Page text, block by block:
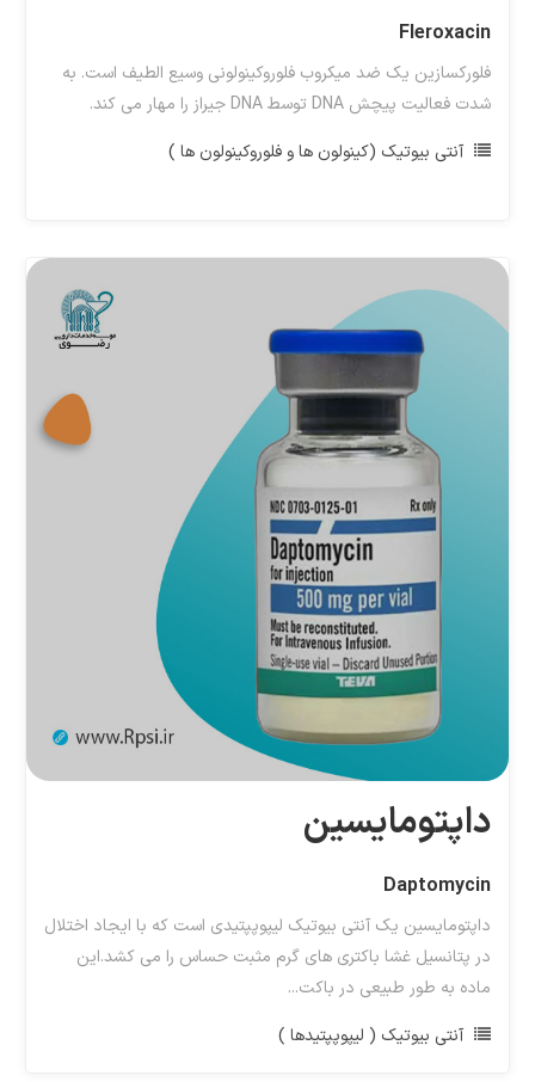
Fleroxacin
فلورکسازین یک ضد میکروب فلوروکینولونی وسیع الطیف است. به
شدت فعالیت پیچش DNA توسط DNA جیراز را مهار می کند.
آنتی بیوتیک (کینولون ها و فلوروکینولون ها )
داپتومایسین
Daptomycin
داپتومایسین یک آنتی بیوتیک لیپوپپتیدی است که با ایجاد اختلال
در پتانسیل غشا باکتری های گرم مثبت حساس را می کشد.این
ماده به طور طبیعی در باکت...
آنتی بیوتیک ( لیپوپپتیدها )